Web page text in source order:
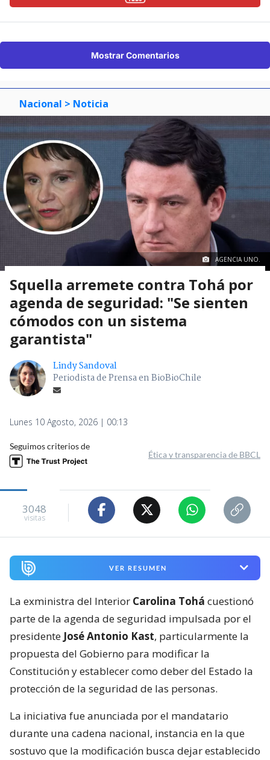
Mostrar Comentarios
Nacional > Noticia
AGENCIA UNO.
Squella arremete contra Tohá por
agenda de seguridad: "Se sienten
cómodos con un sistema
garantista"
Lindy Sandoval
Periodista de Prensa en BioBioChile
Lunes 10 Agosto, 2026 | 00:13
Seguimos criterios de
Ética y transparencia de BBCL
3048
visitas
VER RESUMEN
La exministra del Interior Carolina Tohá cuestionó
parte de la agenda de seguridad impulsada por el
presidente José Antonio Kast, particularmente la
propuesta del Gobierno para modificar la
Constitución y establecer como deber del Estado la
protección de la seguridad de las personas.
La iniciativa fue anunciada por el mandatario
durante una cadena nacional, instancia en la que
sostuvo que la modificación busca dejar establecido